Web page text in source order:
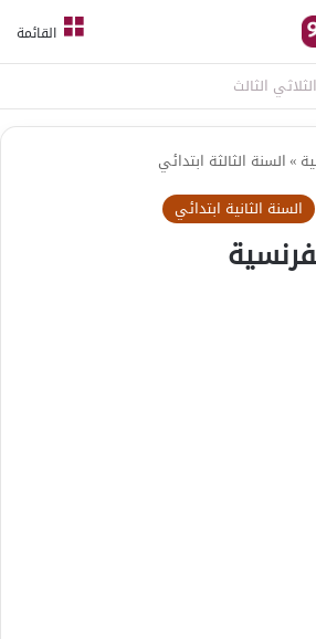
القائمة
الثالث
»السنة الثالثة ابتدائي
السنة الثانية ابتدائي